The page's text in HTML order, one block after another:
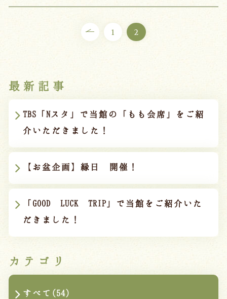
1 2
最新記事
TBS「Nスタ」で当館の「もも会席」をご紹
介いただきました！
【お盆企画】縁日 開催！
「GOOD LUCK TRIP」で当館をご紹介いた
だきました！
カテゴリ
すべて(54)
会議・団体 吉川屋で過ごす特別な日
よくあるご質問
キャンセルポリシー
宿泊約款
オンラインショップ
吉川屋×温泉むすめ
Follow us
Language